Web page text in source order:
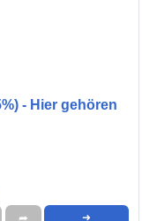
- Hier gehören
➦ ➜